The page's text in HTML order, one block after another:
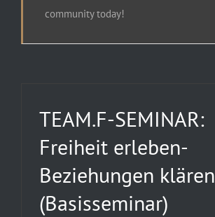
community today!
TEAM.F-SEMINAR:
Freiheit erleben-
Beziehungen klären
(Basisseminar)